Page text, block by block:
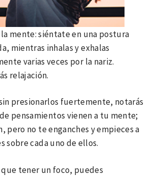
la mente: siéntate en una postura
mientras inhalas y exhalas
varias veces por la nariz.
relajación.
presionarlos fuertemente, notarás
pensamientos vienen a tu mente;
pero no te enganches y empieces a
sobre cada uno de ellos.
tener un foco, puedes